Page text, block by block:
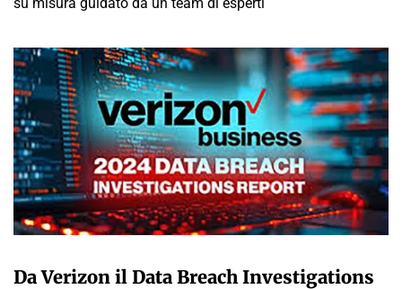
Da Verizon il Data Breach Investigations